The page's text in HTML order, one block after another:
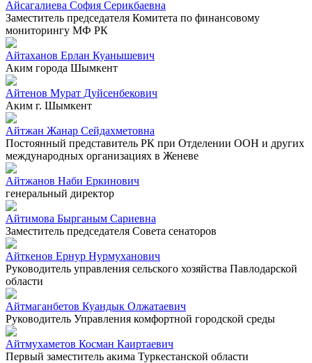
Айсагалиева София Серикбаевна
Заместитель председателя Комитета по финансовому
мониторингу МФ РК
Айтаханов Ерлан Куанышевич
Аким города Шымкент
Айтенов Мурат Дуйсенбекович
Аким г. Шымкент
Айтжан Жанар Сейдахметовна
Постоянный представитель РК при Отделении ООН и других
международных организациях в Женеве
Айтжанов Наби Еркинович
генеральный директор
Айтимова Бырганым Сариевна
Заместитель председателя Совета сенаторов
Айткенов Ернур Нурмуханович
Руководитель управления сельского хозяйства Павлодарской
области
Айтмаганбетов Куандык Олжатаевич
Руководитель Управления комфортной городской среды
Айтмухаметов Косман Каиртаевич
Первый заместитель акима Туркестанской области